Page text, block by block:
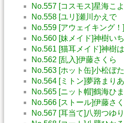
No.557 [コスモス]星海こ
No.558 [ユリ]瀬川かえで
No.559 [アウェイキング！
No.560 [妹メイド]神樹い
No.561 [猫耳メイド]神樹
No.562 [乱入]伊藤さくら
No.563 [ホット缶]小松ぼ
No.564 [ミトン]夢路まりあ
No.565 [ニット帽]鶴海ひ
No.566 [ストール]伊藤さ
No.567 [耳当て]八朔つゆり